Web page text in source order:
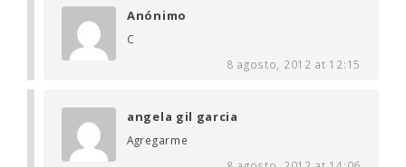
Anónimo
C
8 agosto, 2012 at 12:15
angela gil garcia
Agregarme